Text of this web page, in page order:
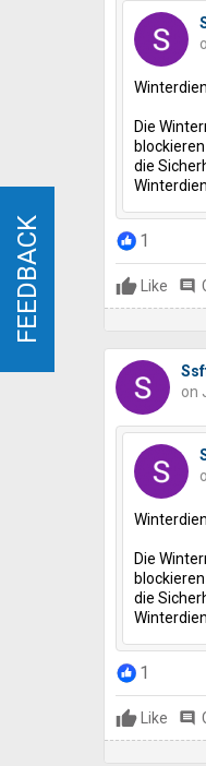
Die
die
1
Like comment
on
Die
die
1
Like comment
FEEDBACK
FEEDBACK